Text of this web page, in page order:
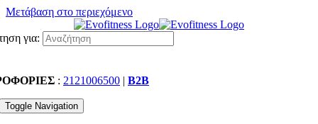
Μετάβαση στο περιεχόμενο
για:
: 2121006500 | B2B
Toggle Navigation